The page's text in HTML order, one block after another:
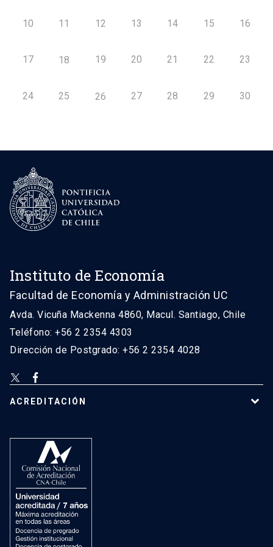
10 11 12 13 14 15 16
17 18 19 20 21 22 23
24 25 26 27 28 29 30
Instituto de Economía
Facultad de Economía y Administración UC
Avda. Vicuña Mackenna 4860, Macul. Santiago, Chile
Teléfono: +56 2 2354 4303
Dirección de Postgrado: +56 2 2354 4028
ACREDITACIÓN